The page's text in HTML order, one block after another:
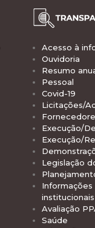
Acesso à
Ouvidoria
Resumo
Pessoal
Covid-19
Licitações/
Execução/
Execução/
Legislação
Informações
institucionais
Avaliação
Saúde